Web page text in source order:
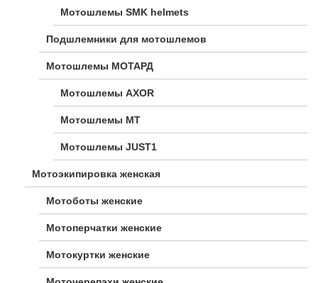
Мотошлемы SMK helmets
Подшлемники для мотошлемов
Мотошлемы МОТАРД
Мотошлемы AXOR
Мотошлемы MT
Мотошлемы JUST1
Мотоэкипировка женская
Мотоботы женские
Мотоперчатки женские
Мотокуртки женские